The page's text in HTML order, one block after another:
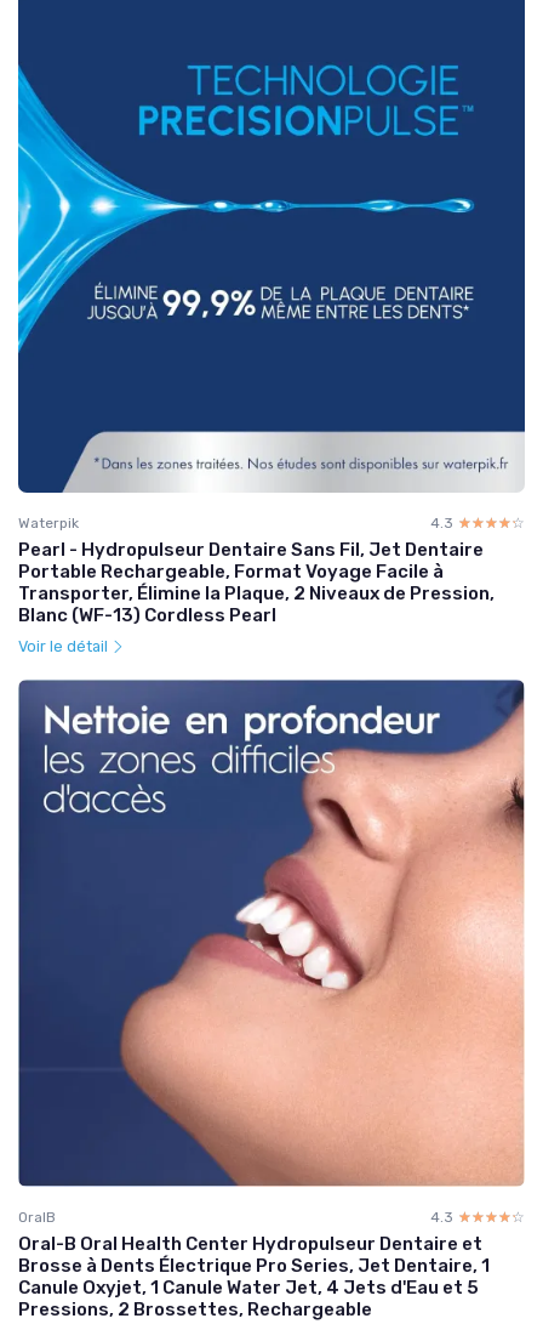
Waterpik 4.3 ☆☆☆☆☆
★★★★★
Pearl - Hydropulseur Dentaire Sans Fil, Jet Dentaire
Portable Rechargeable, Format Voyage Facile à
Transporter, Élimine la Plaque, 2 Niveaux de Pression,
Blanc (WF-13) Cordless Pearl
Voir le détail
OralB 4.3 ☆☆☆☆☆
★★★★★
Oral-B Oral Health Center Hydropulseur Dentaire et
Brosse à Dents Électrique Pro Series, Jet Dentaire, 1
Canule Oxyjet, 1 Canule Water Jet, 4 Jets d'Eau et 5
Pressions, 2 Brossettes, Rechargeable